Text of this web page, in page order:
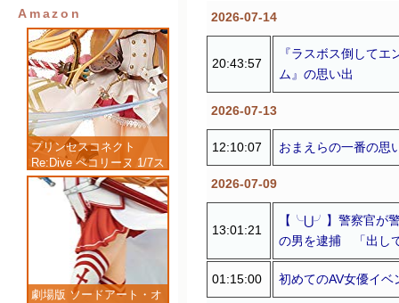
Amazon
プリンセスコネクト
Re:Dive ペコリーヌ 1/7ス
ケール 塗装済み完成品フ
ィギュア
劇場版 ソードアート・オ
2026-07-14
20:43:57
『ラスボス倒して
ム』の思い出
2026-07-13
12:10:07 おまえらの一番の思
2026-07-09
13:01:21
【╰⋃╯】警察官が
の男を逮捕 「出し
01:15:00 初めてのAV女優イ